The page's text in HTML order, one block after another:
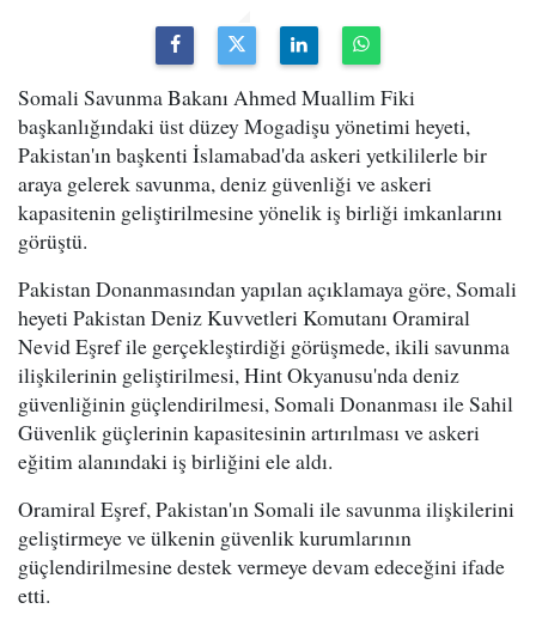
Somali Savunma Bakanı Ahmed Muallim Fiki
başkanlığındaki üst düzey Mogadişu yönetimi heyeti,
Pakistan'ın başkenti İslamabad'da askeri yetkililerle bir
araya gelerek savunma, deniz güvenliği ve askeri
kapasitenin geliştirilmesine yönelik iş birliği imkanlarını
görüştü.
Pakistan Donanmasından yapılan açıklamaya göre, Somali
heyeti Pakistan Deniz Kuvvetleri Komutanı Oramiral
Nevid Eşref ile gerçekleştirdiği görüşmede, ikili savunma
ilişkilerinin geliştirilmesi, Hint Okyanusu'nda deniz
güvenliğinin güçlendirilmesi, Somali Donanması ile Sahil
Güvenlik güçlerinin kapasitesinin artırılması ve askeri
eğitim alanındaki iş birliğini ele aldı.
Oramiral Eşref, Pakistan'ın Somali ile savunma ilişkilerini
geliştirmeye ve ülkenin güvenlik kurumlarının
güçlendirilmesine destek vermeye devam edeceğini ifade
etti.